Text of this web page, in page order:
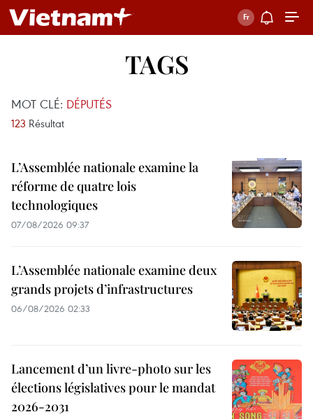
TAGS
MOT CLÉ: DÉPUTÉS
123 Résultat
L’Assemblée nationale examine la
réforme de quatre lois
technologiques
07/08/2026 09:37
L’Assemblée nationale examine deux
grands projets d’infrastructures
06/08/2026 02:33
Lancement d’un livre-photo sur les
élections législatives pour le mandat
2026-2031